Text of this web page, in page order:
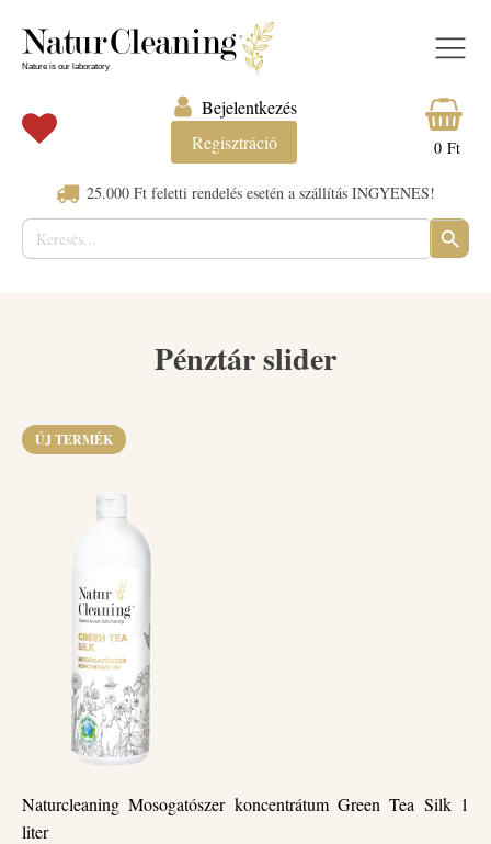
25.000 Ft feletti rendelés esetén a szállítás INGYENES!
Keresés:
SEARCH
BUTTON
Bejelentkezés
Regisztráció
0 Ft
Pénztár slider
ÚJ TERMÉK
Naturcleaning Mosogatószer koncentrátum Green Tea Silk 1
liter